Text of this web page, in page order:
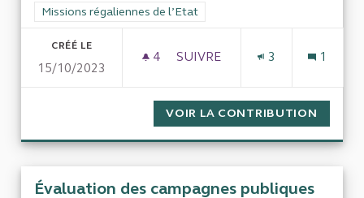
Filtrer les résultats de la catégorie : Missions régaliennes de
Missions régaliennes de l’Etat
CRÉÉ LE
15/10/2023
4 4 ABONNÉS
SUIVRE
3 1
VOIR LA CONTRIBUTION
Évaluation des campagnes publiques